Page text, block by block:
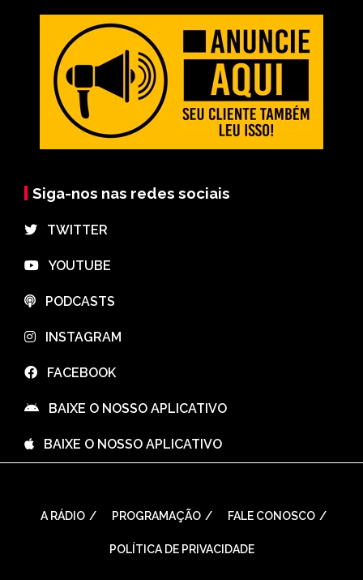
Siga-nos nas redes sociais
⠀TWITTER
⠀YOUTUBE
⠀PODCASTS
⠀INSTAGRAM
⠀FACEBOOK
⠀BAIXE O NOSSO APLICATIVO
⠀BAIXE O NOSSO APLICATIVO
A RÁDIO PROGRAMAÇÃO FALE CONOSCO
POLÍTICA DE PRIVACIDADE